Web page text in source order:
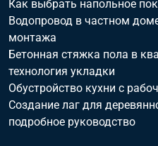
Как выбрать напольное
Водопровод в частном
монтажа
Бетонная стяжка пола в
технология укладки
Обустройство кухни с
Создание лаг для
подробное руководство